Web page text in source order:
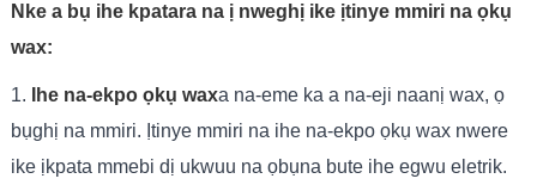
Nke a bụ ihe kpatara na ị nweghị ike ịtinye mmiri na ọkụ
wax:
1. Ihe na-ekpo ọkụ waxa na-eme ka a na-eji naanị wax, ọ
bụghị na mmiri. Ịtinye mmiri na ihe na-ekpo ọkụ wax nwere
ike ịkpata mmebi dị ukwuu na ọbụna bute ihe egwu eletrik.